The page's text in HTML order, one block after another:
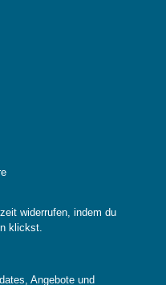
widerrufen, indem du
klickst.
Angebote und